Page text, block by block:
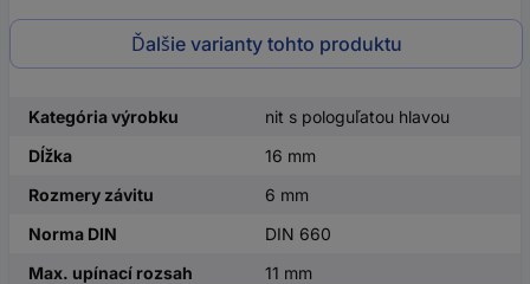
Ďalšie varianty tohto produktu
Kategória výrobku
nit s pologuľatou hlavou
Dĺžka
16 mm
Rozmery závitu
6 mm
Norma DIN
DIN 660
Max. upínací rozsah
11 mm